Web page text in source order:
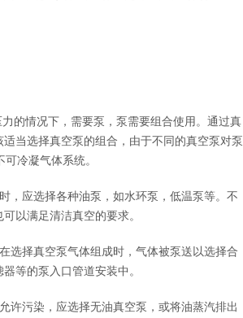
的情况下，需要泵，泵需要组合使用。通过真
当选择真空泵的组合，由于不同的真空泵对泵
冷凝气体系统。
，应选择各种油泵，如水环泵，低温泵等。不
以满足清洁真空的要求。
选择真空泵气体组成时，气体被泵送以选择合
等的泵入口管道安装中。
许污染，应选择无油真空泵，或将油蒸汽排出